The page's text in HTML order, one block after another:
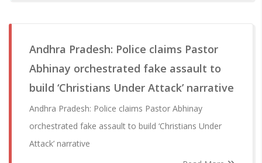
Andhra Pradesh: Police claims Pastor
Abhinay orchestrated fake assault to
build ‘Christians Under Attack’ narrative
Andhra Pradesh: Police claims Pastor Abhinay
orchestrated fake assault to build ‘Christians Under
Attack’ narrative